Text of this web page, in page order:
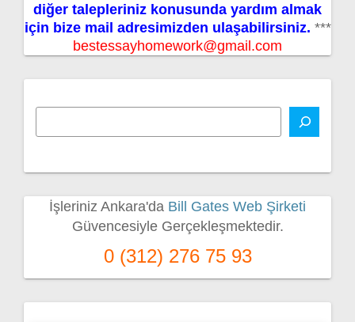
diğer talepleriniz konusunda yardım almak
için bize mail adresimizden ulaşabilirsiniz. ***
bestessayhomework@gmail.com
İşleriniz Ankara'da Bill Gates Web Şirketi
Güvencesiyle Gerçekleşmektedir.
0 (312) 276 75 93